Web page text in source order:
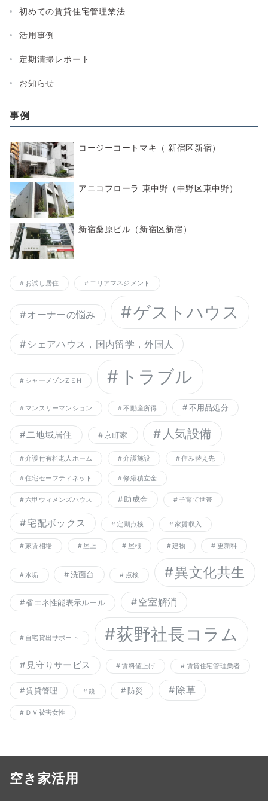
初めての賃貸住宅管理業法
活用事例
定期清掃レポート
お知らせ
事例
コージーコートマキ（ 新宿区新宿）
アニコフローラ 東中野（中野区東中野）
新宿桑原ビル（新宿区新宿）
お試し居住 エリアマネジメント
オーナーの悩み ゲストハウス
シェアハウス，国内留学，外国人
シャーメゾンZＥH トラブル
マンスリーマンション 不動産所得 不用品処分
二地域居住 京町家 人気設備
介護付有料老人ホーム 介護施設 住み替え先
住宅セーフティネット 修繕積立金
六甲ウィメンズハウス 助成金 子育て世帯
宅配ボックス 定期点検 家賃収入
家賃相場 屋上 屋根 建物 更新料
水垢 洗面台 点検 異文化共生
省エネ性能表示ルール 空室解消
自宅貸出サポート 荻野社長コラム
見守りサービス 賃料値上げ 賃貸住宅管理業者
賃貸管理 鏡 防災 除草
ＤＶ被害女性
空き家活用